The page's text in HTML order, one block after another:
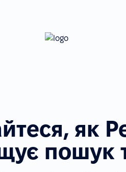
як
пошук